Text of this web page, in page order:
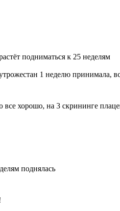
подниматься к 25 неделям
1 неделю принимала,
хорошо, на 3 скрининге
поднялась